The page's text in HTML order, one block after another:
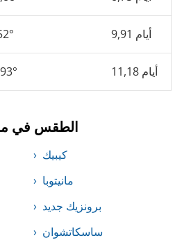
9,91 أيام
11,18 أيام
الطقس في
كيبيك
مانيتوبا
برونزيك جديد
ساسكاتشوان